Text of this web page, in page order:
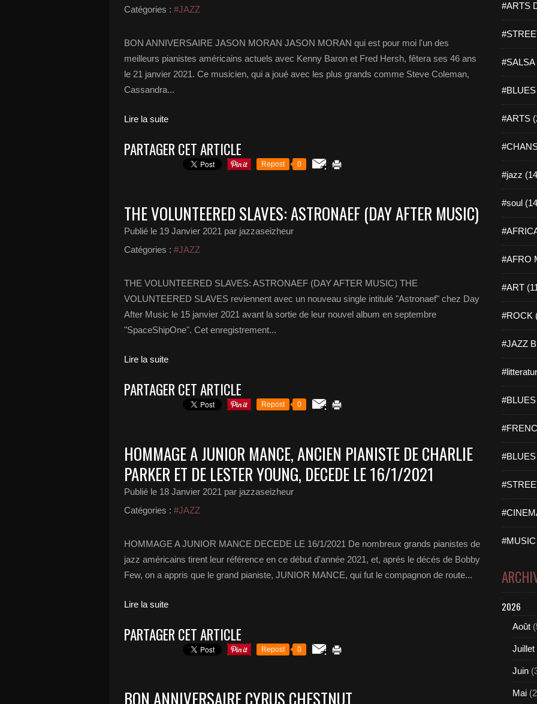
Catégories : #JAZZ
BON ANNIVERSAIRE JASON MORAN JASON MORAN qui est pour moi l'un des
meilleurs pianistes américains actuels avec Kenny Baron et Fred Hersh, fêtera ses 46 ans
le 21 janvier 2021. Ce musicien, qui a joué avec les plus grands comme Steve Coleman,
Cassandra...
Lire la suite
PARTAGER CET ARTICLE
Repost 0
THE VOLUNTEERED SLAVES: ASTRONAEF (DAY AFTER MUSIC)
Publié le 19 Janvier 2021 par jazzaseizheur
Catégories : #JAZZ
THE VOLUNTEERED SLAVES: ASTRONAEF (DAY AFTER MUSIC) THE
VOLUNTEERED SLAVES reviennent avec un nouveau single intitulé "Astronaef" chez Day
After Music le 15 janvier 2021 avant la sortie de leur nouvel album en septembre
"SpaceShipOne". Cet enregistrement...
Lire la suite
PARTAGER CET ARTICLE
Repost 0
HOMMAGE A JUNIOR MANCE, ANCIEN PIANISTE DE CHARLIE
PARKER ET DE LESTER YOUNG, DECEDE LE 16/1/2021
Publié le 18 Janvier 2021 par jazzaseizheur
Catégories : #JAZZ
HOMMAGE A JUNIOR MANCE DECEDE LE 16/1/2021 De nombreux grands pianistes de
jazz américains tirent leur référence en ce début d'année 2021, et, aprés le décés de Bobby
Few, on a appris que le grand pianiste, JUNIOR MANCE, qui fut le compagnon de route...
Lire la suite
PARTAGER CET ARTICLE
Repost 0
BON ANNIVERSAIRE CYRUS CHESTNUT
#ARTS
#SALSA
#ARTS
#jazz
#soul
#AFRO
#ART
#ROCK
#JAZZ
2026
Août
Juillet
Juin
Mai